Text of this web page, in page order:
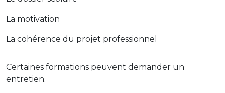
La motivation
La cohérence du projet professionnel
Certaines formations peuvent demander un
entretien.